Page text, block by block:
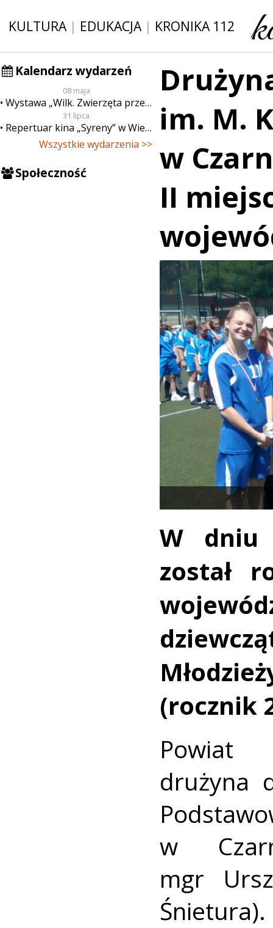
KULTURA| EDUKACJA| KRONIKA 112
Kalendarz wydarzeń
08 maja
Wystawa „Wilk. Zwierzęta przeklęte”
31 lipca
Repertuar kina „Syreny” w Wieluniu w dn. od 31 lipca do 6 sierpnia
Wszystkie wydarzenia >>
Społeczność
im. M.
w
II
W dniu
został
(rocznik
Powiat
drużyna
w
mgr
Śnietura).